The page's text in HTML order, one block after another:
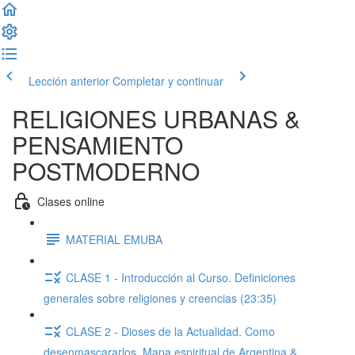
Lección anterior Completar y continuar
RELIGIONES URBANAS &
PENSAMIENTO
POSTMODERNO
Clases online
MATERIAL EMUBA
CLASE 1 - Introducción al Curso. Definiciones
generales sobre religiones y creencias (23:35)
CLASE 2 - Dioses de la Actualidad. Como
desenmascararlos. Mapa espiritual de Argentina &